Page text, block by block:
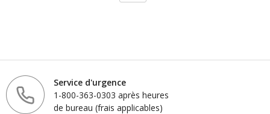
Service d'urgence
1-800-363-0303 après heures
de bureau (frais applicables)